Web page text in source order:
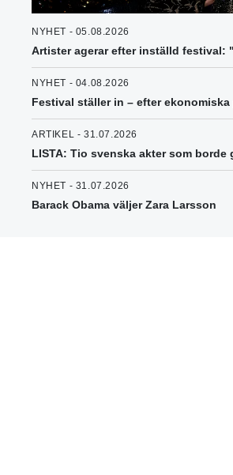
NYHET - 05.08.2026
Artister agerar efter inställd festival:
NYHET - 04.08.2026
Festival ställer in – efter ekonomiska
ARTIKEL - 31.07.2026
LISTA: Tio svenska akter som borde
NYHET - 31.07.2026
Barack Obama väljer Zara Larsson